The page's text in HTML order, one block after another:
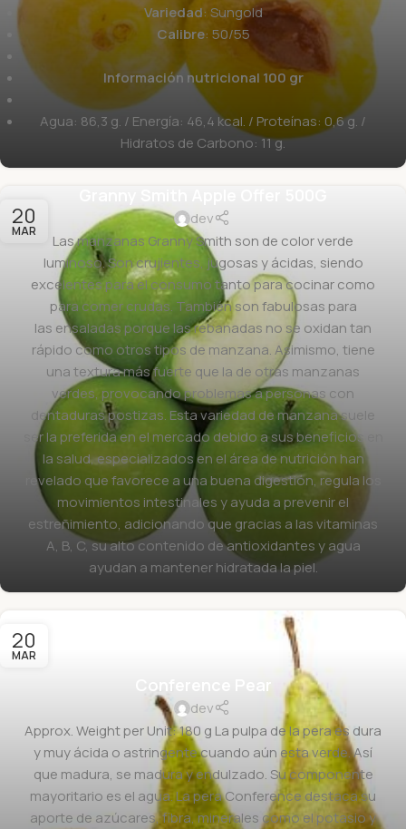
Variedad: Sungold
Calibre: 50/55
Información nutricional 100 gr
Agua: 86,3 g. / Energía: 46,4 kcal. / Proteínas: 0,6 g. /
Hidratos de Carbono: 11 g.
20
MAR
dev
Las manzanas Granny Smith son de color verde
luminoso. Son crujientes, jugosas y ácidas, siendo
excelentes para el consumo tanto para cocinar como
para comer crudas. También son fabulosas para
las ensaladas porque las rebanadas no se oxidan tan
rápido como otros tipos de manzana. Asimismo, tiene
una textura más fuerte que la de otras manzanas
verdes, provocando problemas a personas con
dentaduras postizas. Esta variedad de manzana suele
ser la preferida en el mercado debido a sus beneficios en
la salud, especializados en el área de nutrición han
revelado que favorece a una buena digestión, regula los
movimientos intestinales y ayuda a prevenir el
estreñimiento, adicionando que gracias a las vitaminas
A, B, C, su alto contenido de antioxidantes y agua
ayudan a mantener hidratada la piel.
20
MAR
Conference Pear
dev
Approx. Weight per Unit: 180 g La pulpa de la pera es dura
y muy ácida o astringente cuando aún esta verde. Así
que madura, se madura y endulzado. Su componente
mayoritario es el agua. La pera Conference destaca su
aporte de azúcares, fibra, minerales como el potasio y